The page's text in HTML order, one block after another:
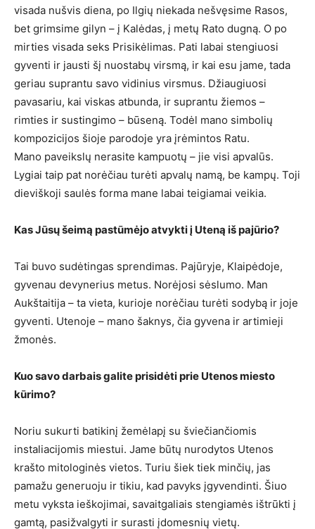
visada nušvis diena, po Ilgių niekada nešvęsime Rasos,
bet grimsime gilyn – į Kalėdas, į metų Rato dugną. O po
mirties visada seks Prisikėlimas. Pati labai stengiuosi
gyventi ir jausti šį nuostabų virsmą, ir kai esu jame, tada
geriau suprantu savo vidinius virsmus. Džiaugiuosi
pavasariu, kai viskas atbunda, ir suprantu žiemos –
rimties ir sustingimo – būseną. Todėl mano simbolių
kompozicijos šioje parodoje yra įrėmintos Ratu.
Mano paveikslų nerasite kampuotų – jie visi apvalūs.
Lygiai taip pat norėčiau turėti apvalų namą, be kampų. Toji
dieviškoji saulės forma mane labai teigiamai veikia.
Kas Jūsų šeimą pastūmėjo atvykti į Uteną iš pajūrio?
Tai buvo sudėtingas sprendimas. Pajūryje, Klaipėdoje,
gyvenau devynerius metus. Norėjosi sėslumo. Man
Aukštaitija – ta vieta, kurioje norėčiau turėti sodybą ir joje
gyventi. Utenoje – mano šaknys, čia gyvena ir artimieji
žmonės.
Kuo savo darbais galite prisidėti prie Utenos miesto
kūrimo?
Noriu sukurti batikinį žemėlapį su šviečiančiomis
instaliacijomis miestui. Jame būtų nurodytos Utenos
krašto mitologinės vietos. Turiu šiek tiek minčių, jas
pamažu generuoju ir tikiu, kad pavyks įgyvendinti. Šiuo
metu vyksta ieškojimai, savaitgaliais stengiamės ištrūkti į
gamtą, pasižvalgyti ir surasti įdomesnių vietų.